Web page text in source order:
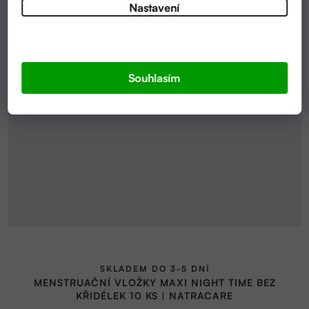
Nastavení
Souhlasím
MENSTRUAČNÍ VLOŽKY MAXI NIGHT TIME BEZ
KŘIDÉLEK 10 KS | NATRACARE
SKLADEM DO 3-5 DNÍ